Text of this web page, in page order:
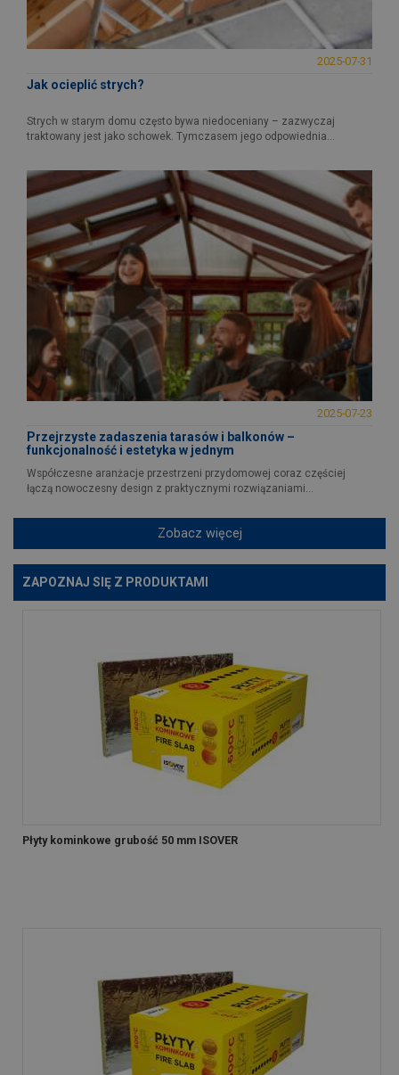
2025-07-31
Jak ocieplić strych?
Strych w starym domu często bywa niedoceniany – zazwyczaj
traktowany jest jako schowek. Tymczasem jego odpowiednia...
2025-07-23
Przejrzyste zadaszenia tarasów i balkonów –
funkcjonalność i estetyka w jednym
Współczesne aranżacje przestrzeni przydomowej coraz częściej
łączą nowoczesny design z praktycznymi rozwiązaniami...
Zobacz więcej
ZAPOZNAJ SIĘ Z PRODUKTAMI
Płyty kominkowe grubość 50 mm ISOVER